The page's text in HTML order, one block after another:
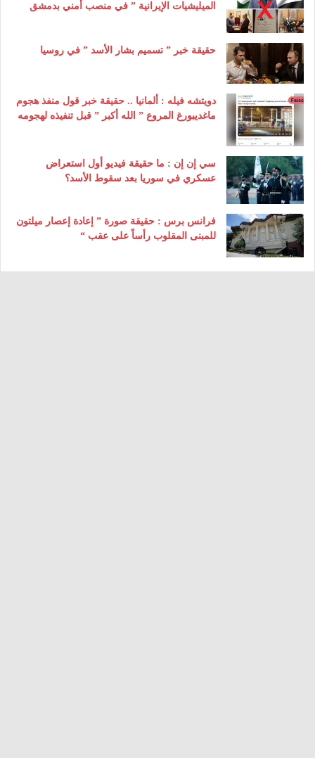
الميليشيات الإيرانية ” في منصب أمني بدمشق
حقيقة خبر ” تسميم بشار الأسد ” في روسيا
دويتشه فيله : ألمانيا .. حقيقة خبر قول منفذ هجوم
ماغديبورغ المروع ” الله أكبر ” قبل تنفيذه لهجومه
سي إن إن : ما حقيقة فيديو أول استعراض
عسكري في سوريا بعد سقوط الأسد؟
فرانس برس : حقيقة صورة ” إعادة إعصار ميلتون
للمبنى المقلوب رأساً على عقب “